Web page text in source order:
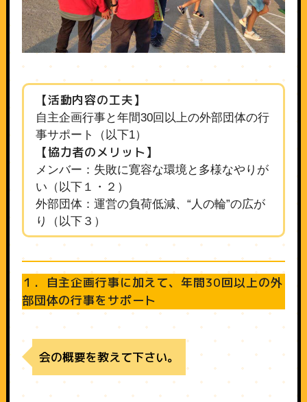
【活動内容の工夫】
自主企画行事と年間30回以上の外部団体の行
事サポート（以下1）
【協力者のメリット】
メンバー：失敗に寛容な環境と多様なやりが
い（以下１・２）
外部団体：運営の負荷低減、“人の輪”の広が
り（以下３）
１．自主企画行事に加えて、年間30回以上の外
部団体の行事をサポート
会の概要を教えて下さい。